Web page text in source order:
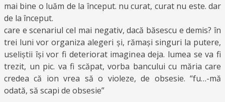
mai bine o luăm de la început. nu curat, curat nu este. dar
de la început.
care e scenariul cel mai negativ, dacă băsescu e demis? în
trei luni vor organiza alegeri și, rămași singuri la putere,
useliștii își vor fi deteriorat imaginea deja. lumea se va fi
trezit, un pic. va fi scăpat, vorba bancului cu măria care
credea că ion vrea să o violeze, de obsesie. “fu…-mă
odată, să scapi de obsesie”